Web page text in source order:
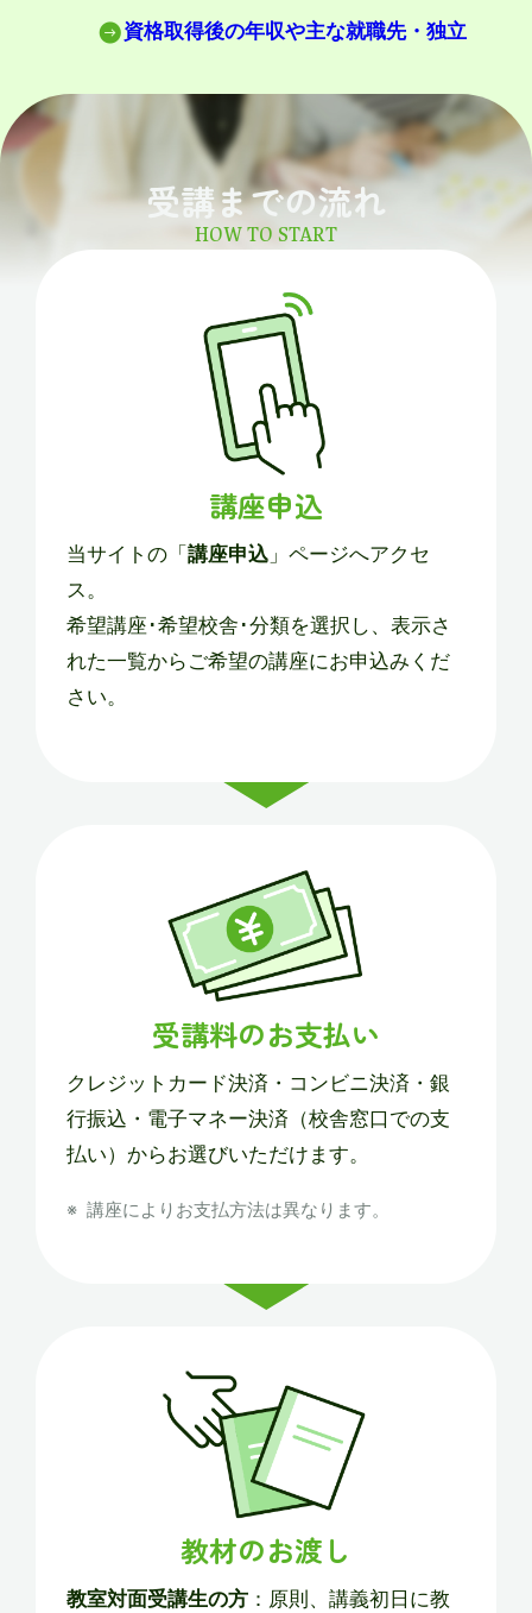
資格取得後の年収や主な就職先・独立
受講までの流れ
HOW TO START
講座申込
当サイトの「講座申込」ページへアクセ
ス。
希望講座･希望校舎･分類を選択し、表示さ
れた一覧からご希望の講座にお申込みくだ
さい。
受講料のお支払い
クレジットカード決済・コンビニ決済・銀
行振込・電子マネー決済（校舎窓口での支
払い）からお選びいただけます。
講座によりお支払方法は異なります。
教材のお渡し
教室対面受講生の方：原則、講義初日に教